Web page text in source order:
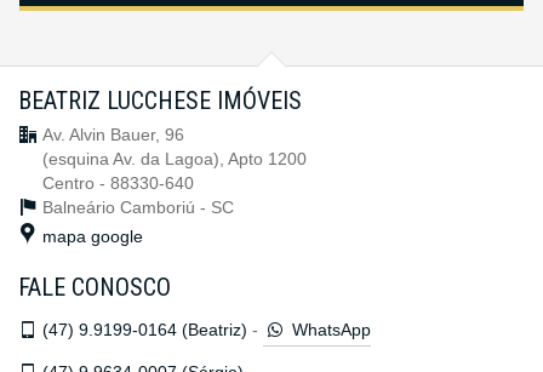
BEATRIZ LUCCHESE IMÓVEIS
Av. Alvin Bauer, 96
(esquina Av. da Lagoa), Apto 1200
Centro - 88330-640
Balneário Camboriú - SC
mapa google
FALE CONOSCO
(47) 9.9199-0164 (Beatriz) - WhatsApp